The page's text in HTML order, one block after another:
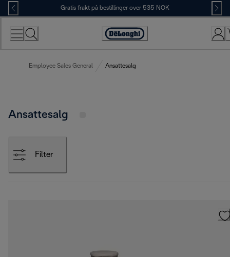
Skip
to
Content
Gratis frakt på bestillinger over 535 NOK
Accessibility
Employee Sales General Ansattesalg
Ansattesalg
Filter